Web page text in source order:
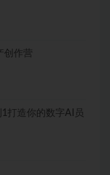
创作营
打造你的数字AI员